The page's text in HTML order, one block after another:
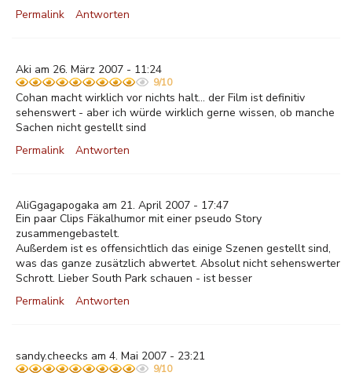
Permalink
Antworten
Aki am 26. März 2007 - 11:24
9/10
Cohan macht wirklich vor nichts halt... der Film ist definitiv
sehenswert - aber ich würde wirklich gerne wissen, ob manche
Sachen nicht gestellt sind
Permalink
Antworten
AliGgagapogaka am 21. April 2007 - 17:47
Ein paar Clips Fäkalhumor mit einer pseudo Story
zusammengebastelt.
Außerdem ist es offensichtlich das einige Szenen gestellt sind,
was das ganze zusätzlich abwertet. Absolut nicht sehenswerter
Schrott. Lieber South Park schauen - ist besser
Permalink
Antworten
sandy.cheecks am 4. Mai 2007 - 23:21
9/10